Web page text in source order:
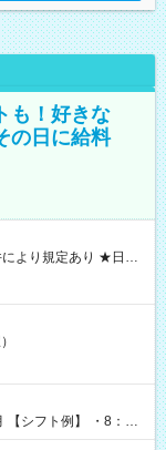
も！好きな
の日に給料
GET♪ お仕事後はコ
間】試